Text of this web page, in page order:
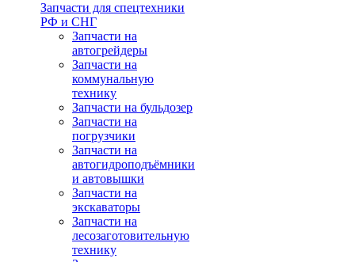
Запчасти для спецтехники
РФ и СНГ
Запчасти на
автогрейдеры
Запчасти на
коммунальную
технику
Запчасти на бульдозер
Запчасти на
погрузчики
Запчасти на
автогидроподъёмники
и автовышки
Запчасти на
экскаваторы
Запчасти на
лесозаготовительную
технику